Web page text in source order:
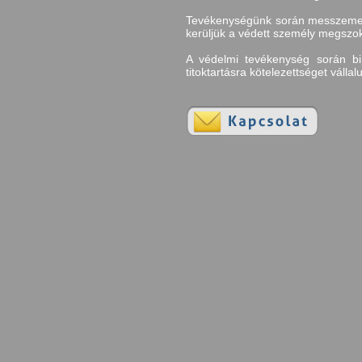
Tevékenységünk során
kerüljük a védett személy
A védelmi tevékenység során
titoktartásra kötelezettséget